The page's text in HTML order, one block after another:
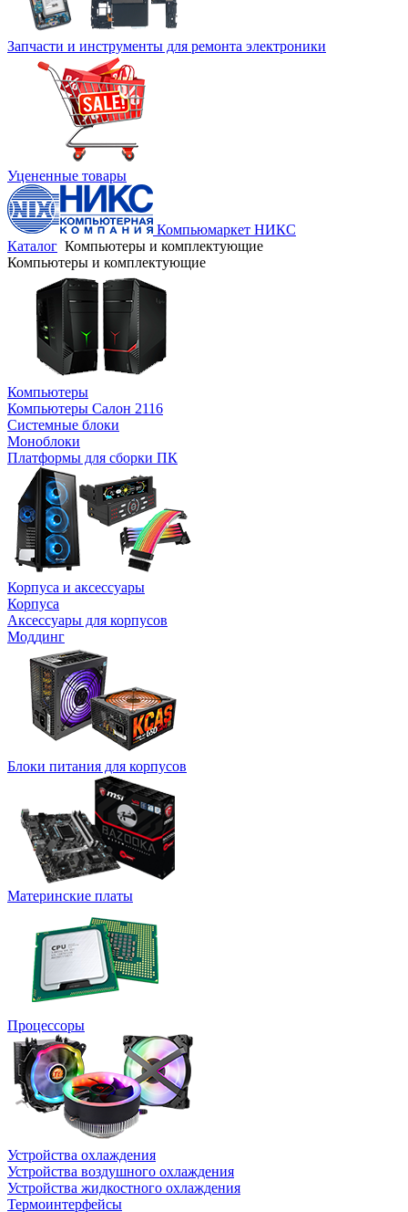
Запчасти и инструменты для ремонта электроники
Уцененные товары
Компьюмаркет НИКС
Каталог Компьютеры и комплектующие
Компьютеры и комплектующие
Компьютеры
Компьютеры Салон 2116
Системные блоки
Моноблоки
Платформы для сборки ПК
Корпуса и аксессуары
Корпуса
Аксессуары для корпусов
Моддинг
Блоки питания для корпусов
Материнские платы
Процессоры
Устройства охлаждения
Устройства воздушного охлаждения
Устройства жидкостного охлаждения
Термоинтерфейсы